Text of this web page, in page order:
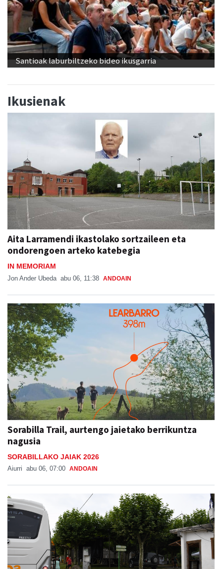
Santioak laburbiltzeko bideo ikusgarria
Ikusienak
Aita Larramendi ikastolako sortzaileen eta
ondorengoen arteko katebegia
IN MEMORIAM
Jon Ander Ubeda abu 06, 11:38 ANDOAIN
Sorabilla Trail, aurtengo jaietako berrikuntza
nagusia
SORABILLAKO JAIAK 2026
Aiurri abu 06, 07:00 ANDOAIN